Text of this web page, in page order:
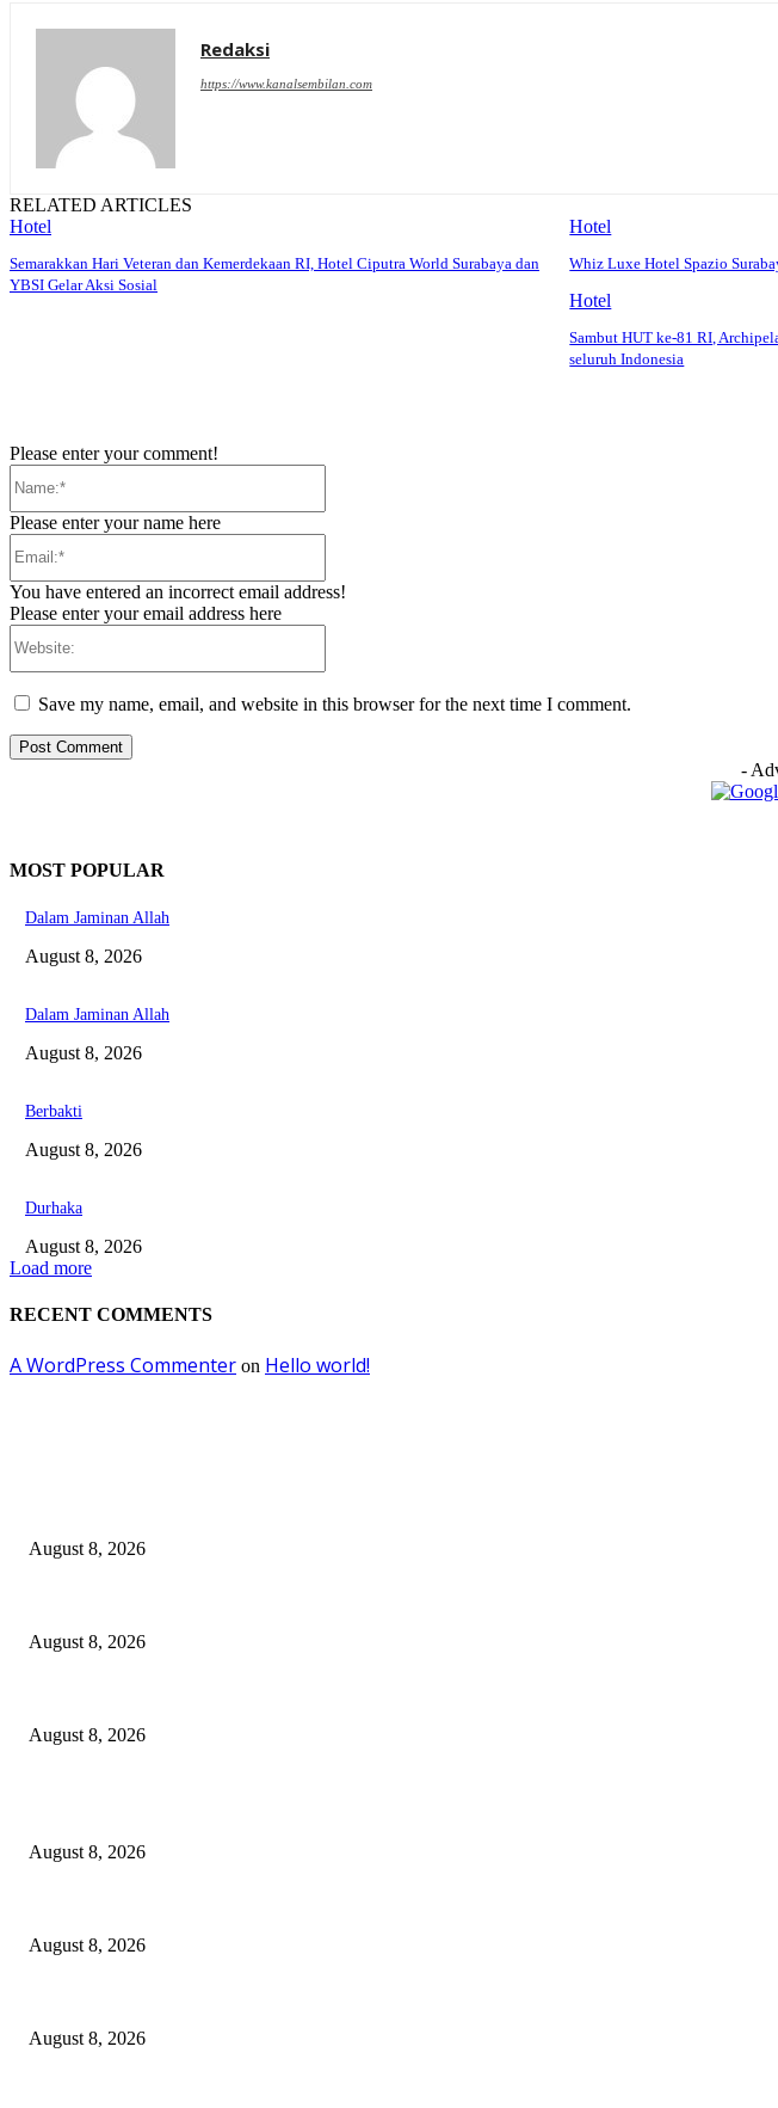
Redaksi
https://www.kanalsembilan.com
RELATED ARTICLES
Hotel
Semarakkan Hari Veteran dan Kemerdekaan RI, Hotel Ciputra World Surabaya dan
YBSI Gelar Aksi Sosial
Hotel
Whiz Luxe Hotel Spazio
Hotel
Sambut HUT ke-81 RI,
seluruh Indonesia
Please enter your comment!
Please enter your name here
You have entered an incorrect email address!
Please enter your email address here
Save my name, email, and website in this browser for the next time I comment.
-
MOST POPULAR
Dalam Jaminan Allah
August 8, 2026
Dalam Jaminan Allah
August 8, 2026
Berbakti
August 8, 2026
Durhaka
August 8, 2026
Load more
RECENT COMMENTS
A WordPress Commenter on Hello world!
August 8, 2026
August 8, 2026
August 8, 2026
August 8, 2026
August 8, 2026
August 8, 2026